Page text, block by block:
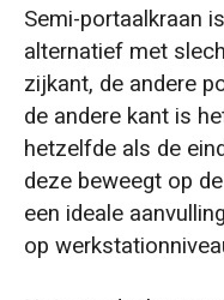
Semi-portaalkraan
alternatief met
zijkant, de andere
de andere kant is
hetzelfde als de
deze beweegt op
een ideale
op